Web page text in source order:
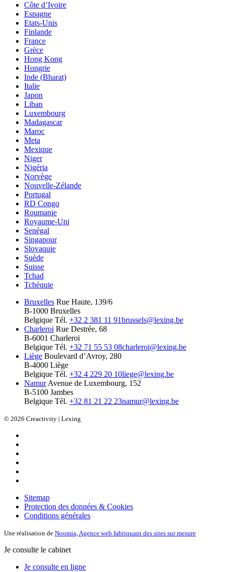
Côte d’Ivoire
Espagne
Etats-Unis
Finlande
France
Grèce
Hong Kong
Hongrie
Inde (Bharat)
Italie
Japon
Liban
Luxembourg
Madagascar
Maroc
Meta
Mexique
Niger
Nigéria
Norvège
Nouvelle-Zélande
Portugal
RD Congo
Roumanie
Royaume-Uni
Senégal
Singapour
Slovaquie
Suède
Suisse
Tchad
Tchéquie
Bruxelles Rue Haute, 139/6
B-1000 Bruxelles
Belgique Tél. +32 2 381 11 91brussels@lexing.be
Charleroi Rue Destrée, 68
B-6001 Charleroi
Belgique Tél. +32 71 55 53 08charleroi@lexing.be
Liège Boulevard d’Avroy, 280
B-4000 Liège
Belgique Tél. +32 4 229 20 10liege@lexing.be
Namur Avenue de Luxembourg, 152
B-5100 Jambes
Belgique Tél. +32 81 21 22 23namur@lexing.be
© 2026 Creactivity | Lexing
Sitemap
Protection des données & Cookies
Conditions générales
Une réalisation de Noomia, Agence web fabriquant des sites sur mesure
Je consulte le cabinet
Je consulte en ligne